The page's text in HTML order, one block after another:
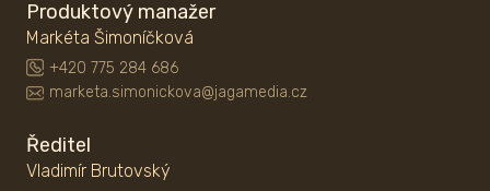
Produktový manažer
Markéta Šimoníčková
+420 775 284 686
marketa.simonickova@jagamedia.cz
Ředitel
Vladimír Brutovský